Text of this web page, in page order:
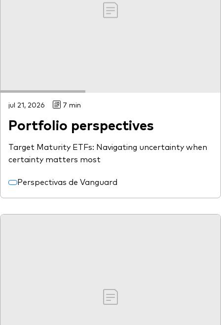
jul 21, 2026 7 min
Portfolio perspectives
Target Maturity ETFs: Navigating uncertainty when
certainty matters most
Perspectivas de Vanguard